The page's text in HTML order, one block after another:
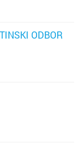
ODBOR